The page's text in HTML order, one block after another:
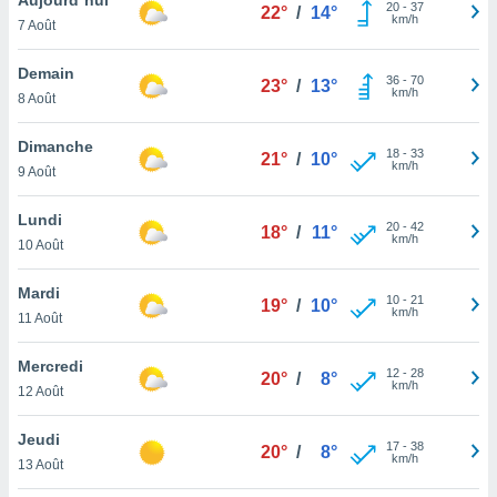
et
»,
au
vous
qu'ils
ou
le
ainsi
un
la
du
7 Août
22° / 14° 20- 37
km/h
Demain
8 Août
23° / 13° 36- 70
km/h
Dimanche
9 Août
21° / 10° 18- 33
km/h
Lundi
10 Août
18° / 11° 20- 42
km/h
Mardi
11 Août
19° / 10° 10- 21
km/h
Mercredi
12 Août
20° / 8° 12- 28
km/h
Jeudi
13 Août
20° / 8° 17- 38
km/h